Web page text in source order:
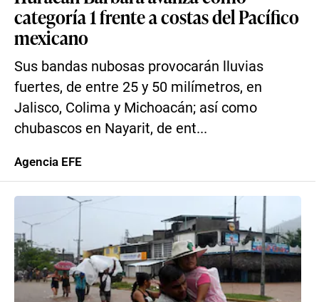
categoría 1 frente a costas del Pacífico
mexicano
Sus bandas nubosas provocarán lluvias
fuertes, de entre 25 y 50 milímetros, en
Jalisco, Colima y Michoacán; así como
chubascos en Nayarit, de ent...
Agencia EFE